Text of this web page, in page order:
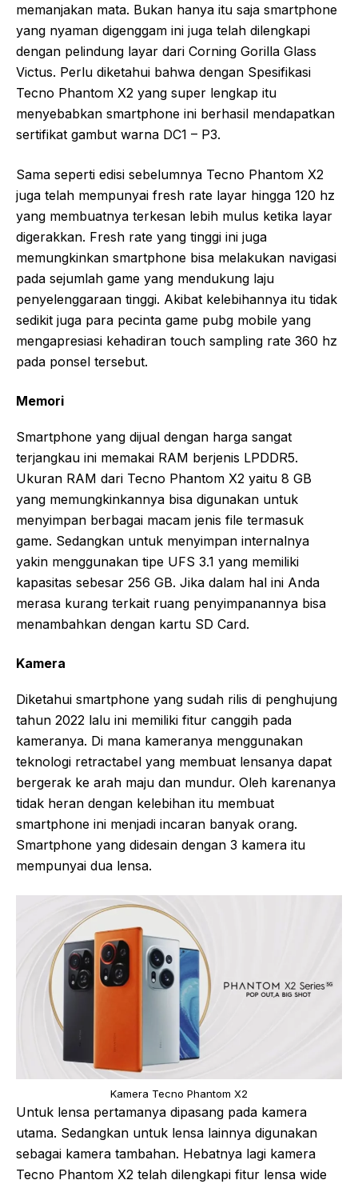
memanjakan mata. Bukan hanya itu saja smartphone
yang nyaman digenggam ini juga telah dilengkapi
dengan pelindung layar dari Corning Gorilla Glass
Victus. Perlu diketahui bahwa dengan Spesifikasi
Tecno Phantom X2 yang super lengkap itu
menyebabkan smartphone ini berhasil mendapatkan
sertifikat gambut warna DC1 – P3.
Sama seperti edisi sebelumnya Tecno Phantom X2
juga telah mempunyai fresh rate layar hingga 120 hz
yang membuatnya terkesan lebih mulus ketika layar
digerakkan. Fresh rate yang tinggi ini juga
memungkinkan smartphone bisa melakukan navigasi
pada sejumlah game yang mendukung laju
penyelenggaraan tinggi. Akibat kelebihannya itu tidak
sedikit juga para pecinta game pubg mobile yang
mengapresiasi kehadiran touch sampling rate 360 hz
pada ponsel tersebut.
Memori
Smartphone yang dijual dengan harga sangat
terjangkau ini memakai RAM berjenis LPDDR5.
Ukuran RAM dari Tecno Phantom X2 yaitu 8 GB
yang memungkinkannya bisa digunakan untuk
menyimpan berbagai macam jenis file termasuk
game. Sedangkan untuk menyimpan internalnya
yakin menggunakan tipe UFS 3.1 yang memiliki
kapasitas sebesar 256 GB. Jika dalam hal ini Anda
merasa kurang terkait ruang penyimpanannya bisa
menambahkan dengan kartu SD Card.
Kamera
Diketahui smartphone yang sudah rilis di penghujung
tahun 2022 lalu ini memiliki fitur canggih pada
kameranya. Di mana kameranya menggunakan
teknologi retractabel yang membuat lensanya dapat
bergerak ke arah maju dan mundur. Oleh karenanya
tidak heran dengan kelebihan itu membuat
smartphone ini menjadi incaran banyak orang.
Smartphone yang didesain dengan 3 kamera itu
mempunyai dua lensa.
Kamera Tecno Phantom X2
Untuk lensa pertamanya dipasang pada kamera
utama. Sedangkan untuk lensa lainnya digunakan
sebagai kamera tambahan. Hebatnya lagi kamera
Tecno Phantom X2 telah dilengkapi fitur lensa wide